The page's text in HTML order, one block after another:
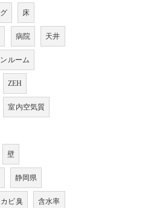
床
病院 天井
ルーム
ZEH
室内空気質
壁
静岡県
カビ臭 含水率